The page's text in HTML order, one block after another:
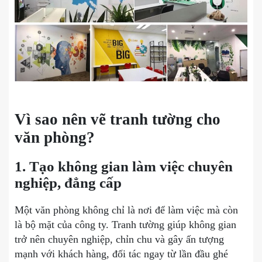
Vì sao nên vẽ tranh tường cho
văn phòng?
1. Tạo không gian làm việc chuyên
nghiệp, đẳng cấp
Một văn phòng không chỉ là nơi để làm việc mà còn
là bộ mặt của công ty. Tranh tường giúp không gian
trở nên chuyên nghiệp, chỉn chu và gây ấn tượng
mạnh với khách hàng, đối tác ngay từ lần đầu ghé